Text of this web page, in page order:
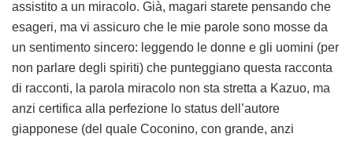
assistito a un miracolo. Già, magari starete pensando che
esageri, ma vi assicuro che le mie parole sono mosse da
un sentimento sincero: leggendo le donne e gli uomini (per
non parlare degli spiriti) che punteggiano questa racconta
di racconti, la parola miracolo non sta stretta a Kazuo, ma
anzi certifica alla perfezione lo status dell’autore
giapponese (del quale Coconino, con grande, anzi